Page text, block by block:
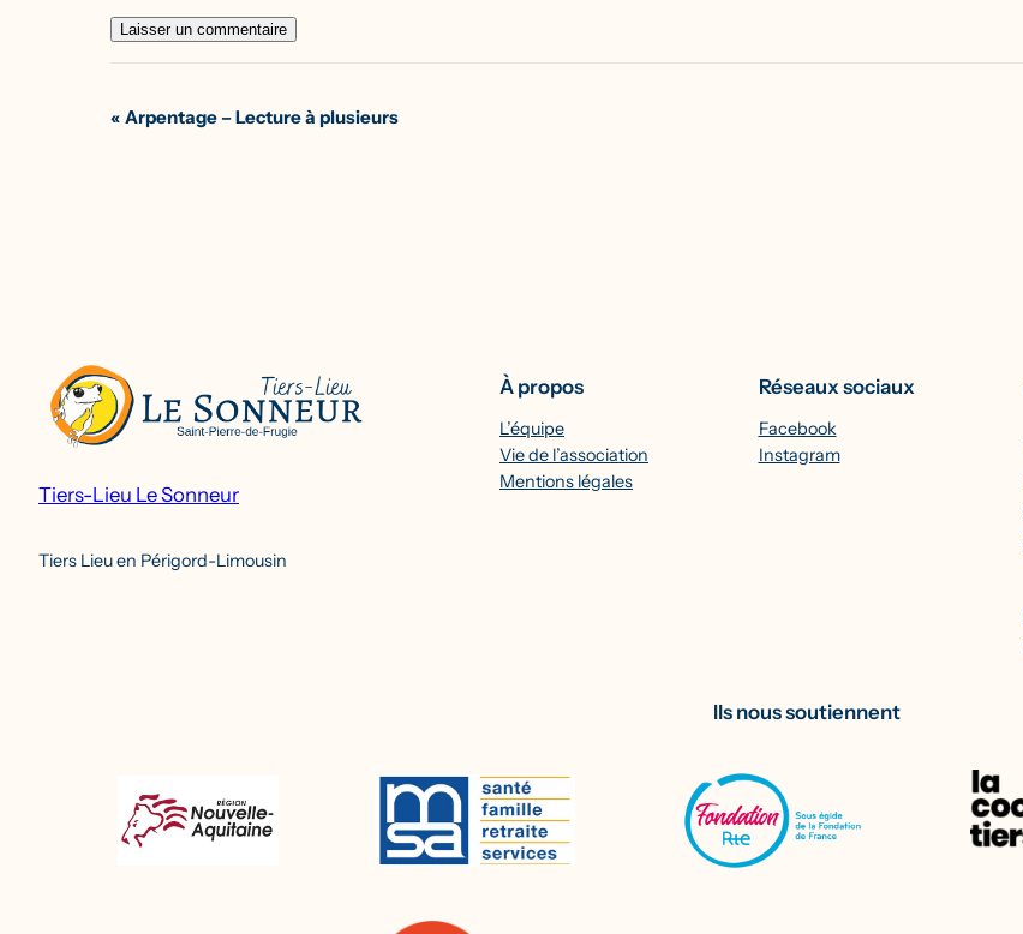
Navigation
« Arpentage – Lecture à plusieurs
Tiers-Lieu Le Sonneur
Tiers Lieu en Périgord-Limousin
À propos
L’équipe
Vie de l’association
Mentions légales
Réseaux sociaux
Facebook
Instagram
Ils nous soutiennent